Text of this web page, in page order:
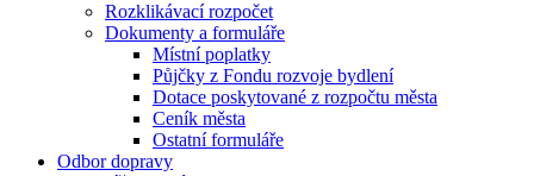
Rozklikávací rozpočet
Dokumenty a formuláře
Místní poplatky
Půjčky z Fondu rozvoje bydlení
Dotace poskytované z rozpočtu města
Ceník města
Ostatní formuláře
Odbor dopravy